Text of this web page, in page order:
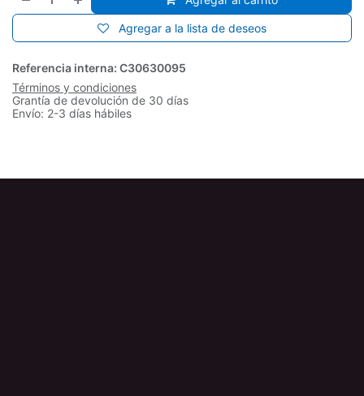
Agregar a la lista de deseos
Referencia interna: C30630095
Términos y condiciones
Grantía de devolución de 30 días
Envío: 2-3 días hábiles